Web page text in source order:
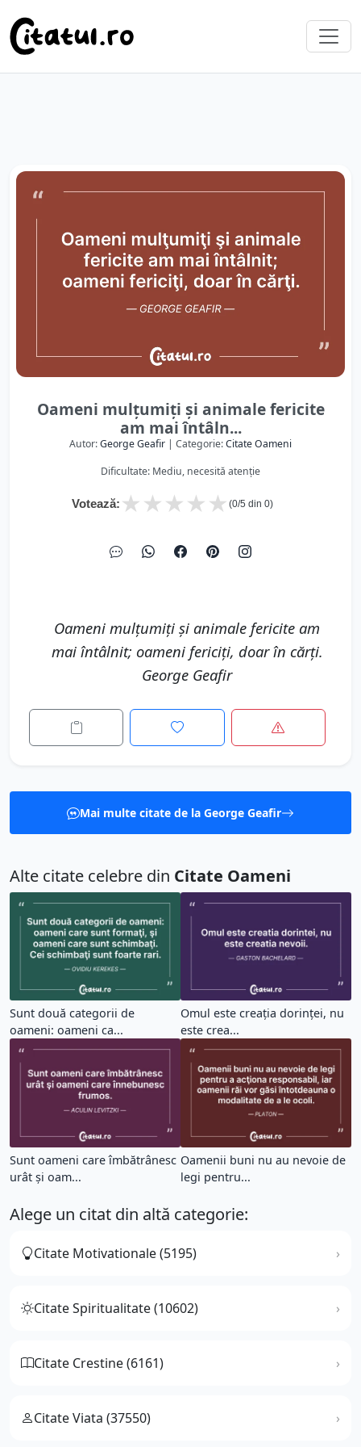
Oameni mulţumiţi şi animale fericite
am mai întâln...
Autor:George Geafir | Categorie:Citate Oameni
Dificultate: Mediu, necesită atenție
Votează: ★
★
★
★
★ (0/5 din 0)
Oameni mulţumiţi şi animale fericite am
mai întâlnit; oameni fericiţi, doar în cărţi.
George Geafir
Mai multe citate de la George Geafir
Alte citate celebre din Citate Oameni
Sunt două categorii de
oameni: oameni ca...
Omul este creația dorinței, nu
este crea...
Sunt oameni care îmbătrânesc
urât şi oam...
Oamenii buni nu au nevoie de
legi pentru...
Alege un citat din altă categorie:
Citate Motivationale (5195)
Citate Spiritualitate (10602)
Citate Crestine (6161)
Citate Viata (37550)